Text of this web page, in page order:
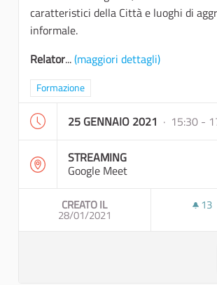
caratteristici della Città e luoghi di
informale.
Relator...(maggiori dettagli)
Filtra i risultati per categoria: Formazione
Formazione
25 GENNAIO 2021 · 15:30 -
STREAMING
Google Meet
CREATO IL
28/01/2021
13